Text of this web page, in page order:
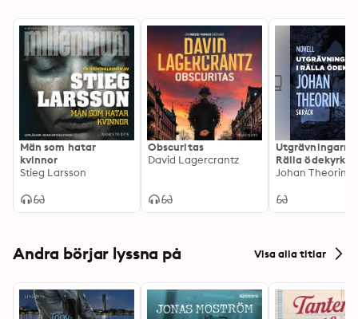
Män som hatar
kvinnor
Stieg Larsson
Obscuritas
David Lagercrantz
Rälla ödekyrka
Johan Theorin
Andra börjar lyssna på Visa alla titlar